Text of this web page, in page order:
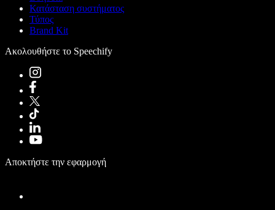
Κατάσταση συστήματος
Τύπος
Brand Kit
Ακολουθήστε το Speechify
Αποκτήστε την εφαρμογή